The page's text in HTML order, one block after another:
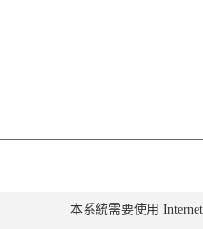
本系統需要使用